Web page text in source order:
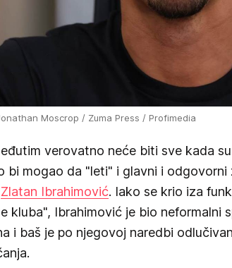
Moscrop / Zuma Press / Profimedia
verovatno neće biti sve kada
bi mogao da "leti" i glavni i odgovorni
Zlatan Ibrahimović. Iako se krio iza
kluba", Ibrahimović je bio neformalni
i baš je po njegovoj naredbi